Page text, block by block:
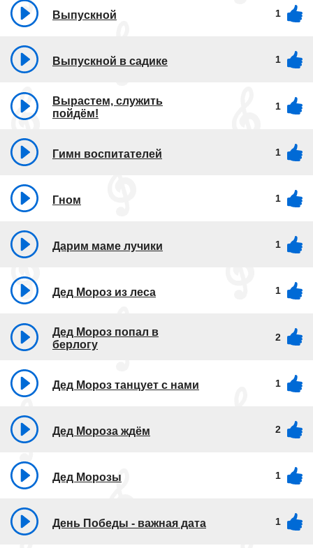
Выпускной 1
Выпускной в садике 1
Вырастем, служить
пойдём!
1
Гимн воспитателей 1
Гном 1
Дарим маме лучики 1
Дед Мороз из леса 1
Дед Мороз попал в
берлогу
2
Дед Мороз танцует с нами 1
Дед Мороза ждём 2
Дед Морозы 1
День Победы - важная дата 1